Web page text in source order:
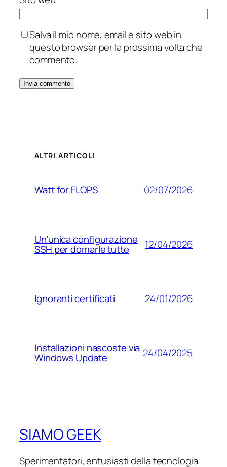
Salva il mio nome, email e sito web in
questo browser per la prossima volta che
commento.
ALTRI ARTICOLI
Watt for FLOPS 02/07/2026
Un’unica configurazione
SSH per domarle tutte 12/04/2026
Ignoranti certificati 24/01/2026
Installazioni nascoste via
Windows Update 24/04/2025
SIAMO GEEK
Sperimentatori, entusiasti della tecnologia